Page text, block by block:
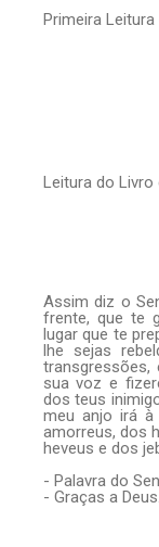
Primeira Leitura
Leitura do Livro
Assim diz o
frente, que te
lugar que te
lhe sejas
sua voz e
dos teus
meu anjo irá
amorreus, dos
heveus e dos
- Palavra do
- Graças a Deus.